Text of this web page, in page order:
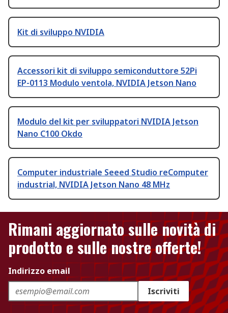
Kit di sviluppo NVIDIA
Accessori kit di sviluppo semiconduttore 52Pi
EP-0113 Modulo ventola, NVIDIA Jetson Nano
Modulo del kit per sviluppatori NVIDIA Jetson
Nano C100 Okdo
Computer industriale Seeed Studio reComputer
industrial, NVIDIA Jetson Nano 48 MHz
Rimani aggiornato sulle novità di
prodotto e sulle nostre offerte!
Indirizzo email
Iscriviti